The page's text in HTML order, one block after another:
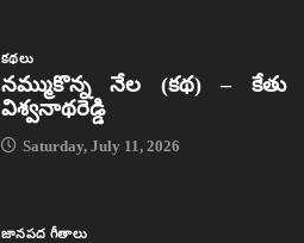
కథలు
నమ్ముకొన్న నేల (కథ) – కేతు
విశ్వనాథరెడ్డి
Saturday, July 11, 2026
జానపద గీతాలు